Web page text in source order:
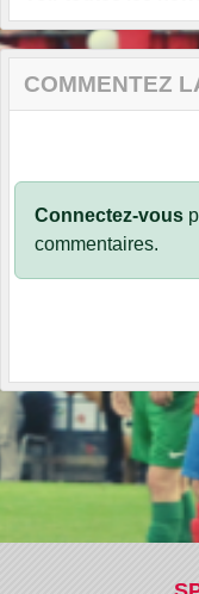
COMMENTEZ
Connectez-vous
commentaires.